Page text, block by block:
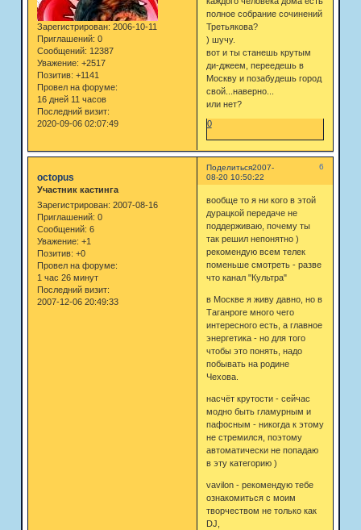
Зарегистрирован: 2006-10-11
Приглашений: 0
Сообщений: 12387
Уважение: +2517
Позитив: +1141
Провел на форуме:
16 дней 11 часов
Последний визит:
2020-09-06 02:07:49
полное собрание сочинений
Третьякова?
) шучу.
вот и ты станешь крутым
ди-джеем, переедешь в
Москву и позабудешь город
свой...наверно...
или нет?
0
Поделиться 6
2007-
08-20 10:50:22
octopus
Участник кастинга
Зарегистрирован: 2007-08-16
Приглашений: 0
Сообщений: 6
Уважение: +1
Позитив: +0
Провел на форуме:
1 час 26 минут
Последний визит:
2007-12-06 20:49:33
вообще то я ни кого в этой
дурацкой передаче не
поддерживаю, почему ты
так решил непонятно )
рекомендую всем телек
поменьше смотреть - разве
что канал "Культра"
в Москве я живу давно, но в
Таганроге много чего
интересного есть, а главное
энергетика - но для того
чтобы это понять, надо
побывать на родине
Чехова.
насчёт крутости - сейчас
модно быть гламурным и
пафосным - никогда к этому
не стремился, поэтому
автоматически не попадаю
в эту категорию )
vavilon - рекомендую тебе
ознакомиться с моим
творчеством не только как
DJ,